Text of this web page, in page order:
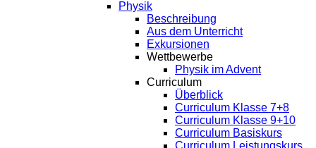
Physik
Beschreibung
Aus dem Unterricht
Exkursionen
Wettbewerbe
Physik im Advent
Curriculum
Überblick
Curriculum Klasse 7+8
Curriculum Klasse 9+10
Curriculum Basiskurs